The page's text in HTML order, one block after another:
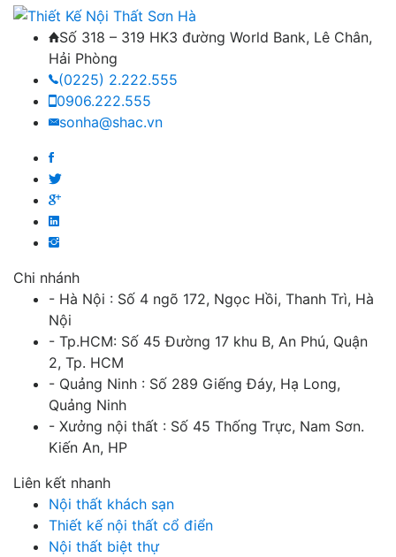
Số 318 – 319 HK3 đường World Bank, Lê Chân,
Hải Phòng
(0225) 2.222.555
0906.222.555
sonha@shac.vn
Chi nhánh
- Hà Nội : Số 4 ngõ 172, Ngọc Hồi, Thanh Trì, Hà
Nội
- Tp.HCM: Số 45 Đường 17 khu B, An Phú, Quận
2, Tp. HCM
- Quảng Ninh : Số 289 Giếng Đáy, Hạ Long,
Quảng Ninh
- Xưởng nội thất : Số 45 Thống Trực, Nam Sơn.
Kiến An, HP
Liên kết nhanh
Nội thất khách sạn
Thiết kế nội thất cổ điển
Nội thất biệt thự